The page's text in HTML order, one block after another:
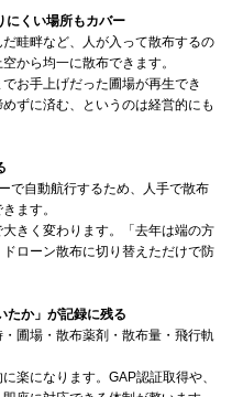
にくい場所もカバー
畦畔など、人が入って散布するの
から均一に散布できます。
お手上げだった圃場が再生でき
ずに済む、というのは経営的にも
で自動航行するため、人手で散布
ます。
きく変わります。「去年は端の方
ローン散布に切り替えただけで防
たか」が記録に残る
圃場・散布薬剤・散布量・飛行軌
楽になります。GAP認証取得や、